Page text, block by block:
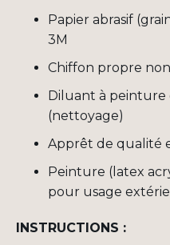
Papier abrasif
3M
Chiffon propre
Diluant à peinture
(nettoyage)
Apprêt de qualité
Peinture (latex
pour usage
INSTRUCTIONS :